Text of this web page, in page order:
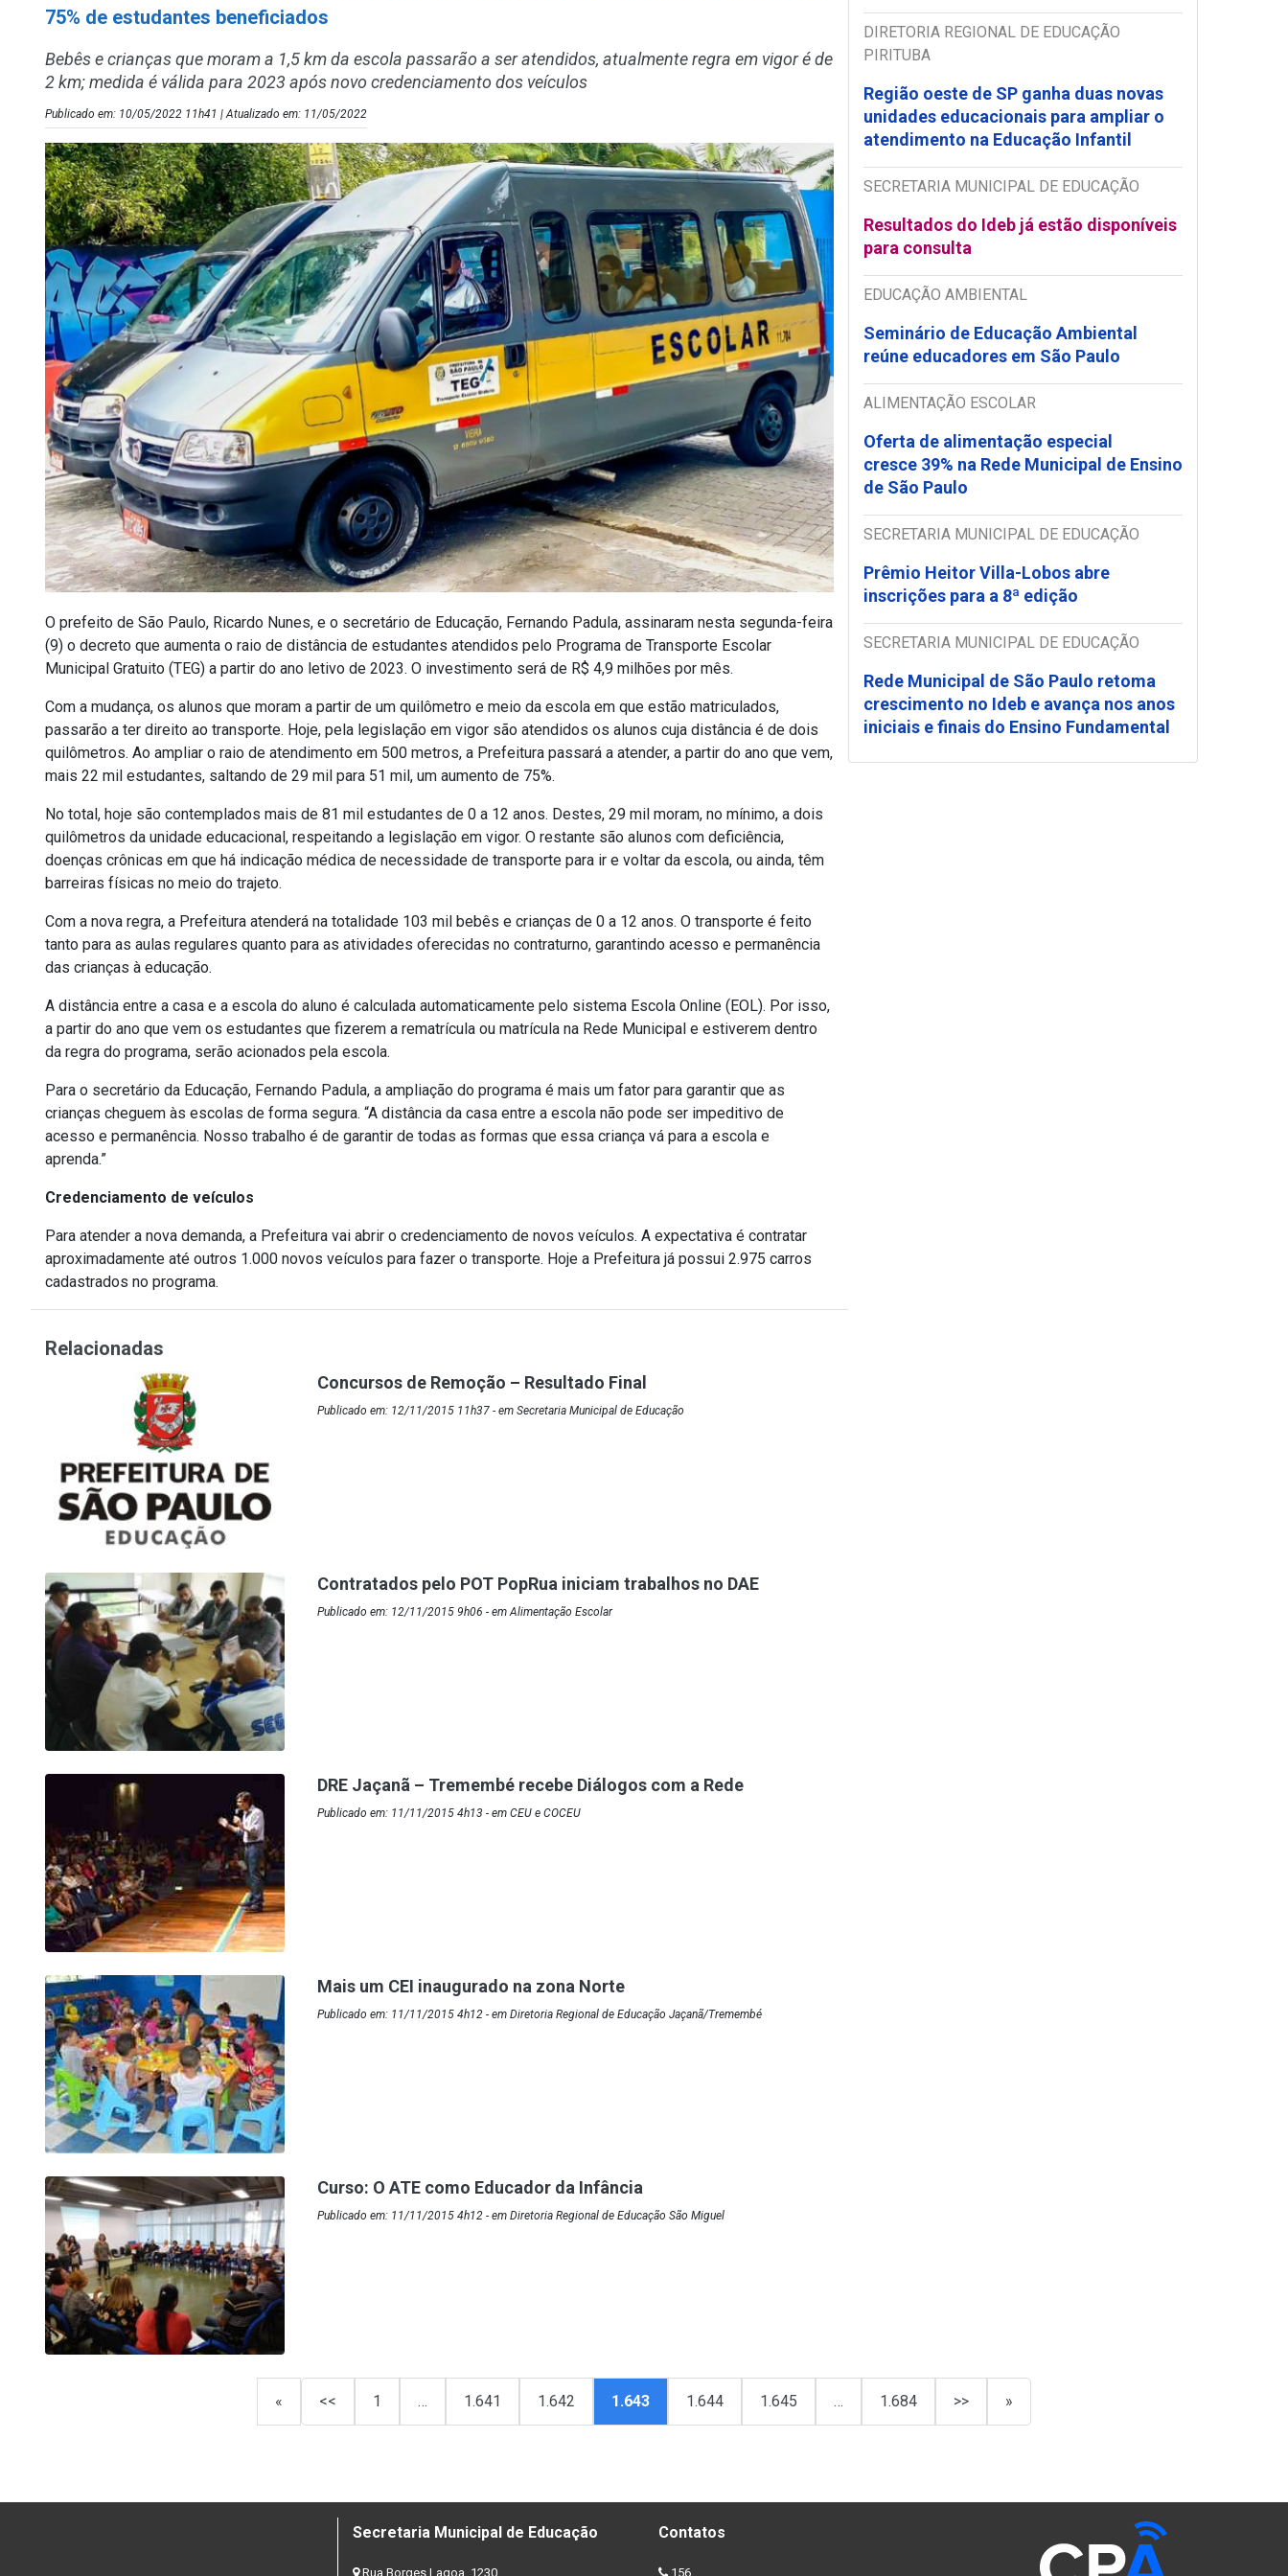
75% de estudantes beneficiados
Bebês e crianças que moram a 1,5 km da escola passarão a ser atendidos, atualmente regra em vigor é de
2 km; medida é válida para 2023 após novo credenciamento dos veículos
Publicado em: 10/05/2022 11h41 | Atualizado em: 11/05/2022
O prefeito de São Paulo, Ricardo Nunes, e o secretário de Educação, Fernando Padula, assinaram nesta segunda-feira
(9) o decreto que aumenta o raio de distância de estudantes atendidos pelo Programa de Transporte Escolar
Municipal Gratuito (TEG) a partir do ano letivo de 2023. O investimento será de R$ 4,9 milhões por mês.
Com a mudança, os alunos que moram a partir de um quilômetro e meio da escola em que estão matriculados,
passarão a ter direito ao transporte. Hoje, pela legislação em vigor são atendidos os alunos cuja distância é de dois
quilômetros. Ao ampliar o raio de atendimento em 500 metros, a Prefeitura passará a atender, a partir do ano que vem,
mais 22 mil estudantes, saltando de 29 mil para 51 mil, um aumento de 75%.
No total, hoje são contemplados mais de 81 mil estudantes de 0 a 12 anos. Destes, 29 mil moram, no mínimo, a dois
quilômetros da unidade educacional, respeitando a legislação em vigor. O restante são alunos com deficiência,
doenças crônicas em que há indicação médica de necessidade de transporte para ir e voltar da escola, ou ainda, têm
barreiras físicas no meio do trajeto.
Com a nova regra, a Prefeitura atenderá na totalidade 103 mil bebês e crianças de 0 a 12 anos. O transporte é feito
tanto para as aulas regulares quanto para as atividades oferecidas no contraturno, garantindo acesso e permanência
das crianças à educação.
A distância entre a casa e a escola do aluno é calculada automaticamente pelo sistema Escola Online (EOL). Por isso,
a partir do ano que vem os estudantes que fizerem a rematrícula ou matrícula na Rede Municipal e estiverem dentro
da regra do programa, serão acionados pela escola.
Para o secretário da Educação, Fernando Padula, a ampliação do programa é mais um fator para garantir que as
crianças cheguem às escolas de forma segura. “A distância da casa entre a escola não pode ser impeditivo de
acesso e permanência. Nosso trabalho é de garantir de todas as formas que essa criança vá para a escola e
aprenda.”
Credenciamento de veículos
Para atender a nova demanda, a Prefeitura vai abrir o credenciamento de novos veículos. A expectativa é contratar
aproximadamente até outros 1.000 novos veículos para fazer o transporte. Hoje a Prefeitura já possui 2.975 carros
cadastrados no programa.
DIRETORIA REGIONAL DE EDUCAÇÃO
PIRITUBA
Região oeste de SP ganha duas novas
unidades educacionais para ampliar o
atendimento na Educação Infantil
SECRETARIA MUNICIPAL DE EDUCAÇÃO
Resultados do Ideb já estão disponíveis
para consulta
EDUCAÇÃO AMBIENTAL
Seminário de Educação Ambiental
reúne educadores em São Paulo
ALIMENTAÇÃO ESCOLAR
Oferta de alimentação especial
cresce 39% na Rede Municipal de Ensino
de São Paulo
SECRETARIA MUNICIPAL DE EDUCAÇÃO
Prêmio Heitor Villa-Lobos abre
inscrições para a 8ª edição
SECRETARIA MUNICIPAL DE EDUCAÇÃO
Rede Municipal de São Paulo retoma
crescimento no Ideb e avança nos anos
iniciais e finais do Ensino Fundamental
Relacionadas
Concursos de Remoção – Resultado Final
Publicado em: 12/11/2015 11h37 - em Secretaria Municipal de Educação
Contratados pelo POT PopRua iniciam trabalhos no DAE
Publicado em: 12/11/2015 9h06 - em Alimentação Escolar
DRE Jaçanã – Tremembé recebe Diálogos com a Rede
Publicado em: 11/11/2015 4h13 - em CEU e COCEU
Mais um CEI inaugurado na zona Norte
Publicado em: 11/11/2015 4h12 - em Diretoria Regional de Educação Jaçanã/Tremembé
Curso: O ATE como Educador da Infância
Publicado em: 11/11/2015 4h12 - em Diretoria Regional de Educação São Miguel
« << 1 … 1.641 1.642 1.643 1.644 1.645 … 1.684 >> »
Secretaria Municipal de Educação
Rua Borges Lagoa, 1230
Contatos
156